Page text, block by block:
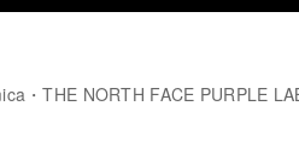
・THE NORTH FACE PURPLE